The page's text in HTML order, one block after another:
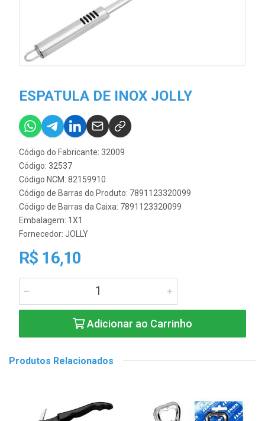
ESPATULA DE INOX JOLLY
Código do Fabricante: 32009
Código: 32537
Código NCM: 82159910
Código de Barras do Produto: 7891123320099
Código de Barras da Caixa: 7891123320099
Embalagem: 1X1
Fornecedor: JOLLY
R$ 16,10
Adicionar ao Carrinho
Produtos Relacionados